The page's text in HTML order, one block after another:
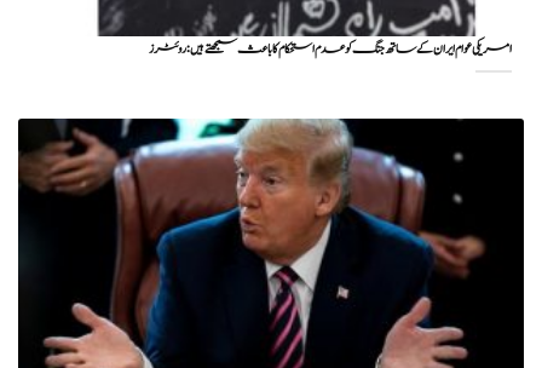
امریکی عوام ایران کے ساتھ جنگ کو عدم استحکام کا باعث سمجھتے ہیں: روئٹرز